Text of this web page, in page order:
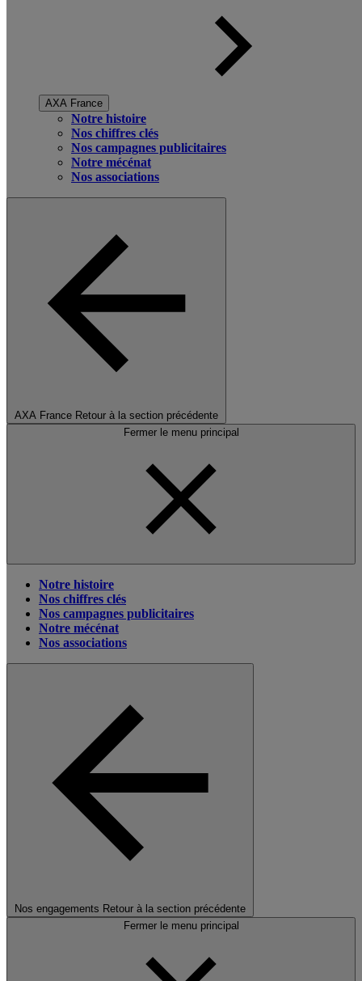
AXA France
Notre histoire
Nos chiffres clés
Nos campagnes publicitaires
Notre mécénat
Nos associations
AXA France Retour à la section précédente
Fermer le menu principal
Notre histoire
Nos chiffres clés
Nos campagnes publicitaires
Notre mécénat
Nos associations
Nos engagements Retour à la section précédente
Fermer le menu principal